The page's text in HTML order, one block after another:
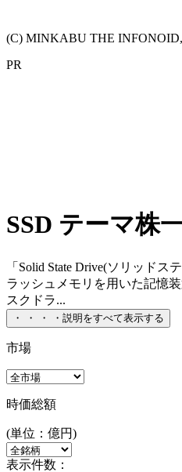
(C) MINKABU THE
PR
SSD テーマ株
「Solid State Drive(ソリッド
ラッシュメモリを用いた記憶
スクドラ...
・ ・ ・ ・ 説明をすべて表示する
市場
時価総額
(単位：億円)
表示件数：